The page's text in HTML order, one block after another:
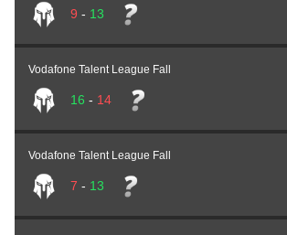
9 - 13
Vodafone Talent League Fall
16 - 14
Vodafone Talent League Fall
7 - 13